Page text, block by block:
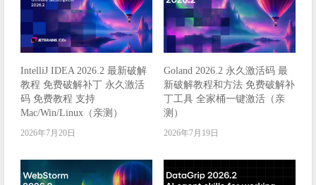
IntelliJ IDEA 2026.2 最新破解
教程 免费破解补丁 永久激活
码 免费教程 支持
Mac/Win/Linux（亲测）
2026年7月20日
Goland 2026.2 永久激活码 最
新破解教程和方法 免费破解补
丁工具 全家桶一键激活（亲
测）
2026年7月19日